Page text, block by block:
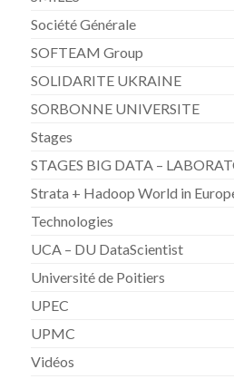
Société Générale
SOFTEAM Group
SOLIDARITE UKRAINE
SORBONNE UNIVERSITE
Stages
STAGES BIG DATA –
Strata + Hadoop World in
Technologies
UCA – DU DataScientist
Université de Poitiers
UPEC
UPMC
Vidéos